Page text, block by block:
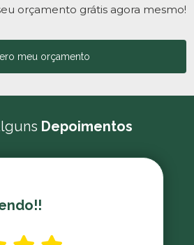
orçamento grátis agora mesmo!
meu orçamento
Depoimentos